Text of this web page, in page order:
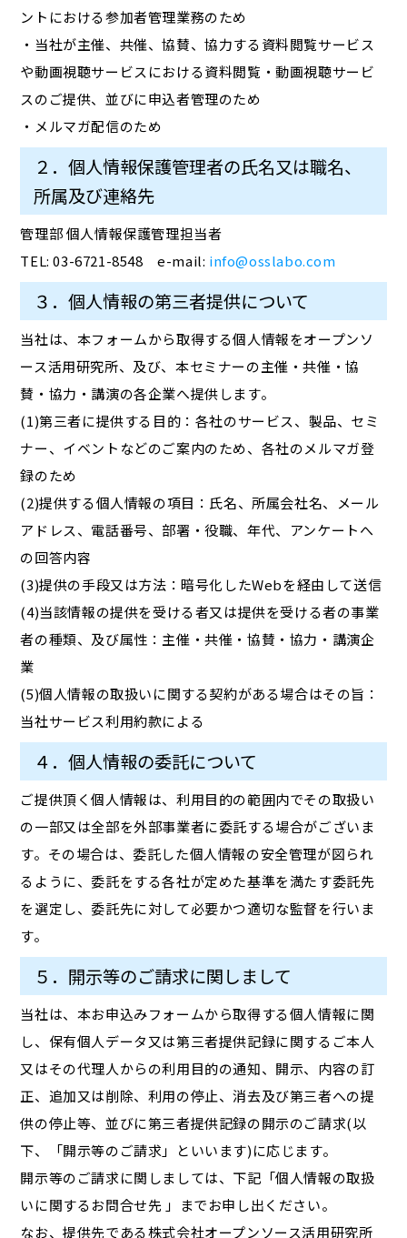
ントにおける参加者管理業務のため
・当社が主催、共催、協賛、協力する資料閲覧サービス
や動画視聴サービスにおける資料閲覧・動画視聴サービ
スのご提供、並びに申込者管理のため
・メルマガ配信のため
２．個人情報保護管理者の氏名又は職名、
所属及び連絡先
管理部 個人情報保護管理担当者
TEL: 03-6721-8548 e-mail: info@osslabo.com
３．個人情報の第三者提供について
当社は、本フォームから取得する個人情報をオープンソ
ース活用研究所、及び、本セミナーの主催・共催・協
賛・協力・講演の各企業へ提供します。
(1)第三者に提供する目的：各社のサービス、製品、セミ
ナー、イベントなどのご案内のため、各社のメルマガ登
録のため
(2)提供する個人情報の項目：氏名、所属会社名、メール
アドレス、電話番号、部署・役職、年代、アンケートへ
の回答内容
(3)提供の手段又は方法：暗号化したWebを経由して送信
(4)当該情報の提供を受ける者又は提供を受ける者の事業
者の種類、及び属性：主催・共催・協賛・協力・講演企
業
(5)個人情報の取扱いに関する契約がある場合はその旨：
当社サービス利用約款による
４．個人情報の委託について
ご提供頂く個人情報は、利用目的の範囲内でその取扱い
の一部又は全部を外部事業者に委託する場合がございま
す。その場合は、委託した個人情報の安全管理が図られ
るように、委託をする各社が定めた基準を満たす委託先
を選定し、委託先に対して必要かつ適切な監督を行いま
す。
５．開示等のご請求に関しまして
当社は、本お申込みフォームから取得する個人情報に関
し、保有個人データ又は第三者提供記録に関するご本人
又はその代理人からの利用目的の通知、開示、内容の訂
正、追加又は削除、利用の停止、消去及び第三者への提
供の停止等、並びに第三者提供記録の開示のご請求(以
下、「開示等のご請求」といいます)に応じます。
開示等のご請求に関しましては、下記「個人情報の取扱
いに関するお問合せ先 」までお申し出ください。
なお、提供先である株式会社オープンソース活用研究所